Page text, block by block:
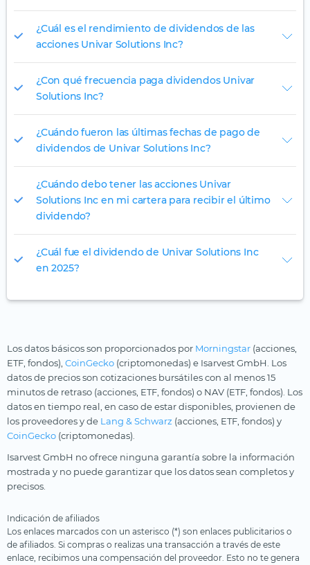
¿Cuál es el rendimiento de dividendos de las
acciones Univar Solutions Inc?
¿Con qué frecuencia paga dividendos Univar
Solutions Inc?
¿Cuándo fueron las últimas fechas de pago de
dividendos de Univar Solutions Inc?
¿Cuándo debo tener las acciones Univar
Solutions Inc en mi cartera para recibir el último
dividendo?
¿Cuál fue el dividendo de Univar Solutions Inc
en 2025?
Los datos básicos son proporcionados por Morningstar (acciones,
ETF, fondos), CoinGecko (criptomonedas) e Isarvest GmbH. Los
datos de precios son cotizaciones bursátiles con al menos 15
minutos de retraso (acciones, ETF, fondos) o NAV (ETF, fondos). Los
datos en tiempo real, en caso de estar disponibles, provienen de
los proveedores y de Lang & Schwarz (acciones, ETF, fondos) y
CoinGecko (criptomonedas).
Isarvest GmbH no ofrece ninguna garantía sobre la información
mostrada y no puede garantizar que los datos sean completos y
precisos.
Indicación de afiliados
Los enlaces marcados con un asterisco (*) son enlaces publicitarios o
de afiliados. Si compras o realizas una transacción a través de este
enlace, recibimos una compensación del proveedor. Esto no te genera